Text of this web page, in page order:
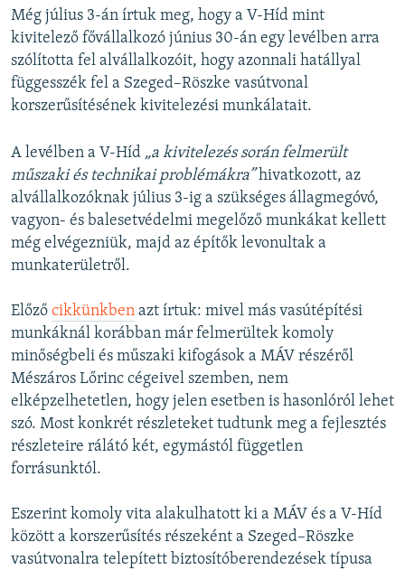
Még július 3-án írtuk meg, hogy a V-Híd mint
kivitelező fővállalkozó június 30-án egy levélben arra
szólította fel alvállalkozóit, hogy azonnali hatállyal
függesszék fel a Szeged–Röszke vasútvonal
korszerűsítésének kivitelezési munkálatait.
A levélben a V-Híd „a kivitelezés során felmerült
műszaki és technikai problémákra”hivatkozott, az
alvállalkozóknak július 3-ig a szükséges állagmegóvó,
vagyon- és balesetvédelmi megelőző munkákat kellett
még elvégezniük, majd az építők levonultak a
munkaterületről.
Előző cikkünkben azt írtuk: mivel más vasútépítési
munkáknál korábban már felmerültek komoly
minőségbeli és műszaki kifogások a MÁV részéről
Mészáros Lőrinc cégeivel szemben, nem
elképzelhetetlen, hogy jelen esetben is hasonlóról lehet
szó. Most konkrét részleteket tudtunk meg a fejlesztés
részleteire rálátó két, egymástól független
forrásunktól.
Eszerint komoly vita alakulhatott ki a MÁV és a V-Híd
között a korszerűsítés részeként a Szeged–Röszke
vasútvonalra telepített biztosítóberendezések típusa